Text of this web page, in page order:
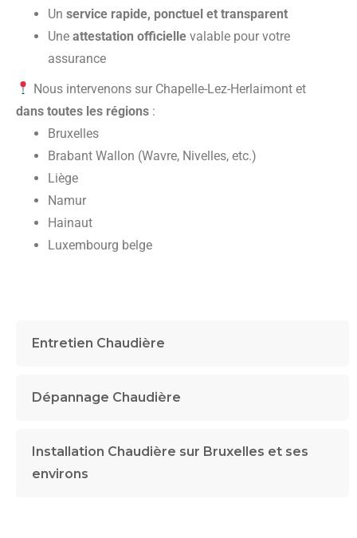
Entretien Chaudière
Dépannage Chaudière
Installation Chaudière sur Bruxelles et ses
environs
Un service rapide, ponctuel et transparent
Une attestation officielle valable pour votre
assurance
Nous intervenons sur Chapelle-Lez-Herlaimont et
dans toutes les régions :
Bruxelles
Brabant Wallon (Wavre, Nivelles, etc.)
Liège
Namur
Hainaut
Luxembourg belge